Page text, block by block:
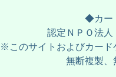
◆カー
認定ＮＰＯ法
※このサイトおよびカード
無断複製、